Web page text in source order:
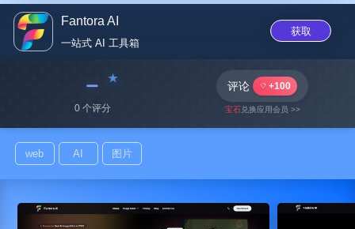
Fantora AI
一站式 AI 工具箱
获取
﹣
0 个评分
评论 +100
宝石兑换应用会员 >>
web AI 图片